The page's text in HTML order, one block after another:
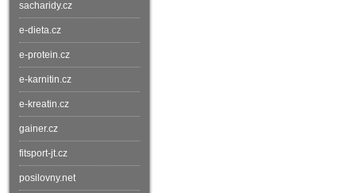
sacharidy.cz
e-dieta.cz
e-protein.cz
e-karnitin.cz
e-kreatin.cz
gainer.cz
fitsport-jt.cz
posilovny.net